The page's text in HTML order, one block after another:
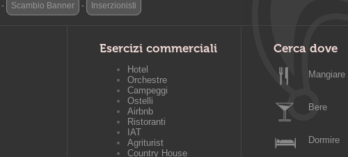
- Scambio Banner - Inserzionisti
Esercizi commerciali
Hotel
Orchestre
Campeggi
Ostelli
Airbnb
Ristoranti
IAT
Agriturist
Country House
Cerca dove
Mangiare
Bere
Dormire